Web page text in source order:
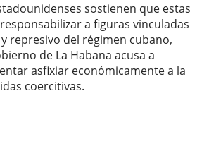
sostienen que estas
a figuras vinculadas
represivo del régimen cubano,
de La Habana acusa a
asfixiar económicamente a la
coercitivas.